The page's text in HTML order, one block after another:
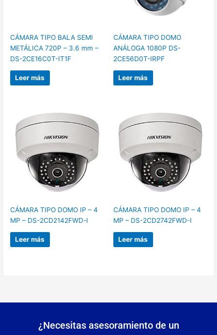
CÁMARA TIPO BALA SEMI
METÁLICA 720P – 3.6 mm –
DS-2CE16C0T-IT1F
Leer más
CÁMARA TIPO DOMO
ANÁLOGA 1080P DS-
2CE56D0T-IRPF
Leer más
CÁMARA TIPO DOMO IP – 4
MP – DS-2CD2142FWD-I
Leer más
CÁMARA TIPO DOMO IP – 4
MP – DS-2CD2742FWD-I
Leer más
¿Necesitas asesoramiento de un